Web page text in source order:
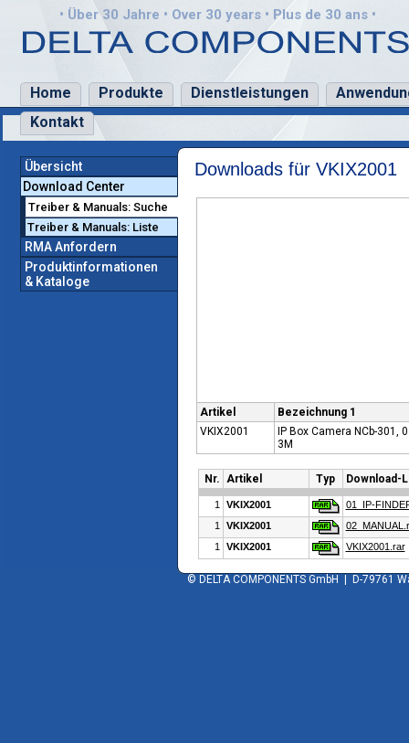
• Über 30 Jahre • Over 30 years • Plus de 30 ans •
Home Produkte Dienstleistungen
Kontakt
Übersicht
Download Center
Treiber & Manuals: Suche
Treiber & Manuals: Liste
RMA Anfordern
Produktinformationen
& Kataloge
Downloads für VKIX2001
Artikel
Bezeichnung 1
VKIX2001
IP Box Camera NCb-301,
3M
Nr. Artikel Typ Download-
1 VKIX2001
01_IP-
1
VKIX2001
1
VKIX2001 VKIX2001.rar
© DELTA COMPONENTS GmbH | D-